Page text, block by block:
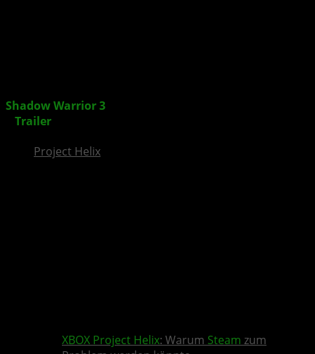
Shadow Warrior 3
Trailer
Project Helix
XBOX Project Helix: Warum Steam zum